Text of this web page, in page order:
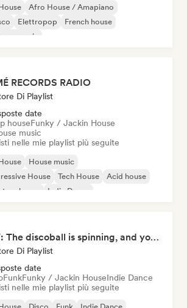
Afro House / Amapiano
Elettropop
French house
music
RECORDS RADIO
Di Playlist
date
houseFunky / Jackin House
music
nelle mie playlist più seguite
House music
House
Tech House
Acid house
house Indie Dance
POV: The discoball is spinning, and you’re the star
Di Playlist
date
FunkFunky / Jackin HouseIndie Dance
nelle mie playlist più seguite